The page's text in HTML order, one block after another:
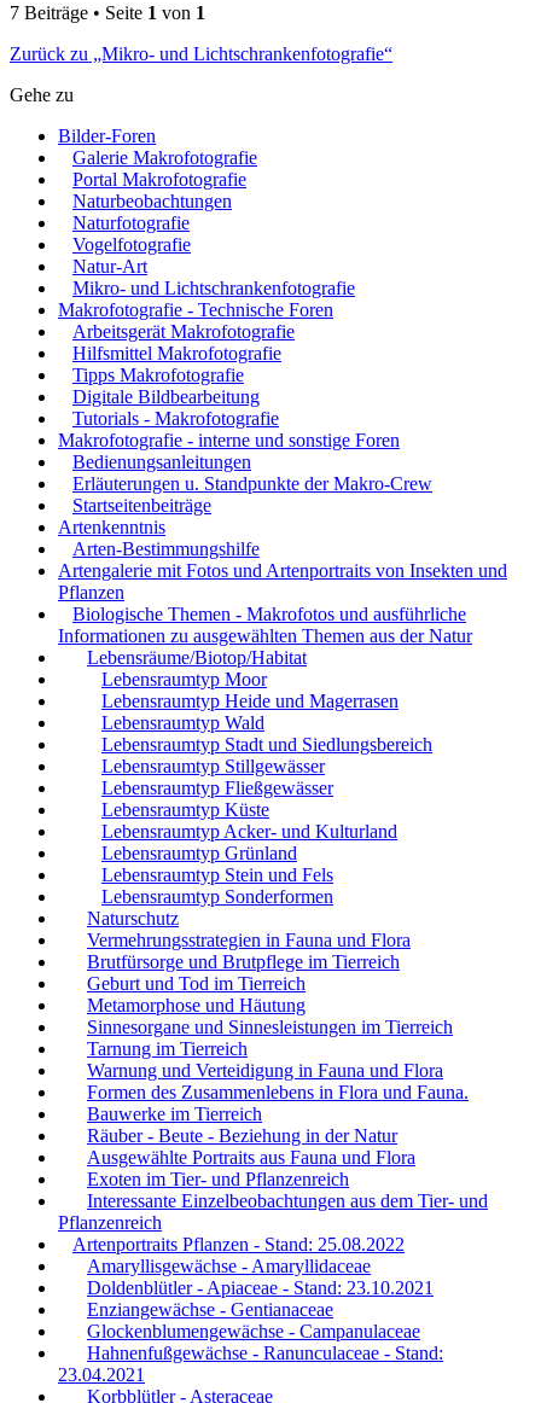
7 Beiträge • Seite 1 von 1
Zurück zu „Mikro- und Lichtschrankenfotografie“
Gehe zu
Bilder-Foren
Galerie Makrofotografie
Portal Makrofotografie
Naturbeobachtungen
Naturfotografie
Vogelfotografie
Natur-Art
Mikro- und Lichtschrankenfotografie
Makrofotografie - Technische Foren
Arbeitsgerät Makrofotografie
Hilfsmittel Makrofotografie
Tipps Makrofotografie
Digitale Bildbearbeitung
Tutorials - Makrofotografie
Makrofotografie - interne und sonstige Foren
Bedienungsanleitungen
Erläuterungen u. Standpunkte der Makro-Crew
Startseitenbeiträge
Artenkenntnis
Arten-Bestimmungshilfe
Artengalerie mit Fotos und Artenportraits von Insekten und
Pflanzen
Biologische Themen - Makrofotos und ausführliche
Informationen zu ausgewählten Themen aus der Natur
Lebensräume/Biotop/Habitat
Lebensraumtyp Moor
Lebensraumtyp Heide und Magerrasen
Lebensraumtyp Wald
Lebensraumtyp Stadt und Siedlungsbereich
Lebensraumtyp Stillgewässer
Lebensraumtyp Fließgewässer
Lebensraumtyp Küste
Lebensraumtyp Acker- und Kulturland
Lebensraumtyp Grünland
Lebensraumtyp Stein und Fels
Lebensraumtyp Sonderformen
Naturschutz
Vermehrungsstrategien in Fauna und Flora
Brutfürsorge und Brutpflege im Tierreich
Geburt und Tod im Tierreich
Metamorphose und Häutung
Sinnesorgane und Sinnesleistungen im Tierreich
Tarnung im Tierreich
Warnung und Verteidigung in Fauna und Flora
Formen des Zusammenlebens in Flora und Fauna.
Bauwerke im Tierreich
Räuber - Beute - Beziehung in der Natur
Ausgewählte Portraits aus Fauna und Flora
Exoten im Tier- und Pflanzenreich
Interessante Einzelbeobachtungen aus dem Tier- und
Pflanzenreich
Artenportraits Pflanzen - Stand: 25.08.2022
Amaryllisgewächse - Amaryllidaceae
Doldenblütler - Apiaceae - Stand: 23.10.2021
Enziangewächse - Gentianaceae
Glockenblumengewächse - Campanulaceae
Hahnenfußgewächse - Ranunculaceae - Stand:
23.04.2021
Korbblütler - Asteraceae